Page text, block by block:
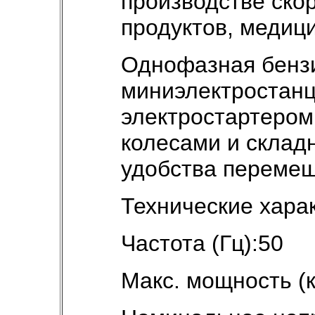
продуктов,
Однофазная
колесами и
удобства
Технические
Частота (Гц):50
Макс. мощность